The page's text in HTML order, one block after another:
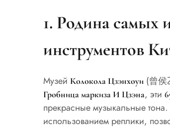
1. Родина самых
инструментов
Музей Колокола Цзэнхоуи (曾侯
Гробница маркиза И Цзэна, эти
прекрасные музыкальные тона.
использованием реплики,